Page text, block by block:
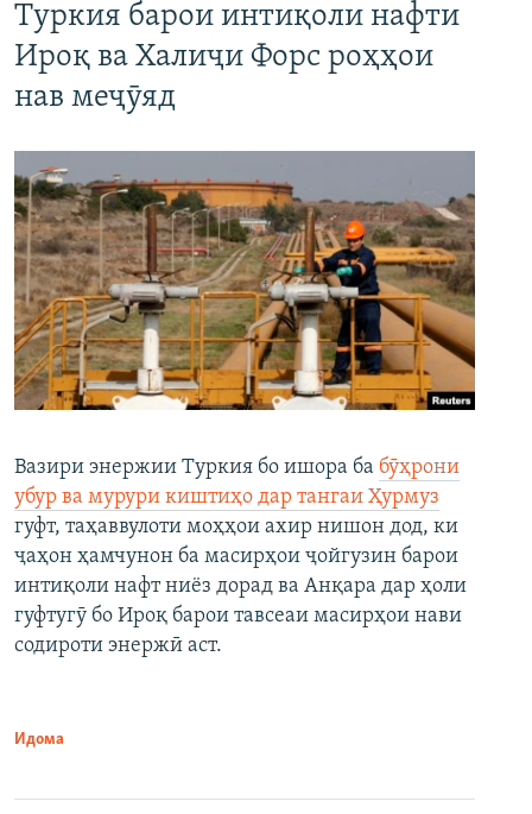
Туркия барои интиқоли нафти
Ироқ ва Халиҷи Форс роҳҳои
нав меҷӯяд
Вазири энержии Туркия бо ишора ба бӯҳрони
убур ва мурури киштиҳо дар тангаи Ҳурмуз
гуфт, таҳаввулоти моҳҳои ахир нишон дод, ки
ҷаҳон ҳамчунон ба масирҳои ҷойгузин барои
интиқоли нафт ниёз дорад ва Анқара дар ҳоли
гуфтугӯ бо Ироқ барои тавсеаи масирҳои нави
содироти энержӣ аст.
Идома